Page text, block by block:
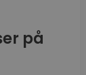
på